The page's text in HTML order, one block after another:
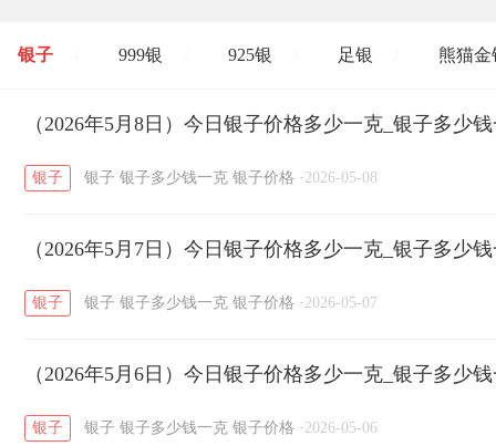
银子 999银 925银 足银 熊猫金
开国纪念币 大清银币 / 长城币 / 老
菜百 周生生 周大生
六福 / 金至尊 / 潮宏基 / 亚一金店
（2026年5月8日）今日银子价格多少一克_银子多少
银子 银子 银子多少钱一克 银子价格 · 2026-05-08
（2026年5月7日）今日银子价格多少一克_银子多少
银子 银子 银子多少钱一克 银子价格 · 2026-05-07
（2026年5月6日）今日银子价格多少一克_银子多少
银子 银子 银子多少钱一克 银子价格 · 2026-05-06